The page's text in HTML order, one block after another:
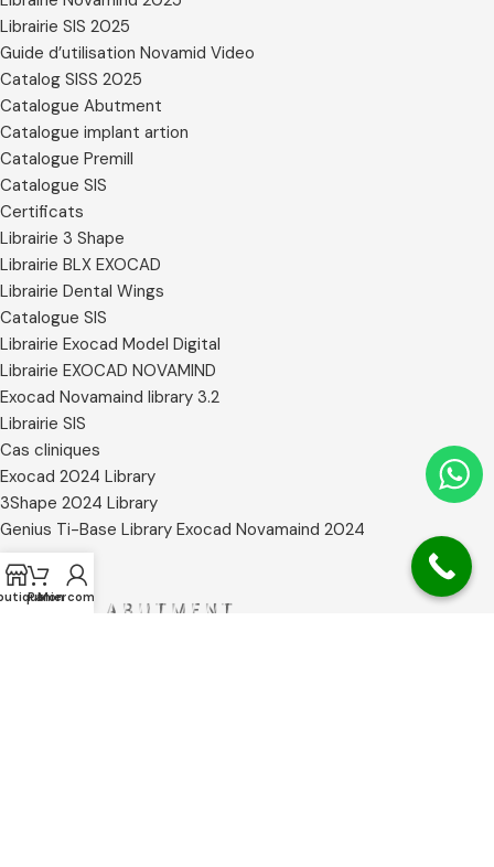
Librairie SIS 2025
Guide d’utilisation Novamid Video
Catalog SISS 2025
Catalogue Abutment
Catalogue implant artion
Catalogue Premill
Catalogue SIS
Certificats
Librairie 3 Shape
Librairie BLX EXOCAD
Librairie Dental Wings
Catalogue SIS
Librairie Exocad Model Digital
Librairie EXOCAD NOVAMIND
Exocad Novamaind library 3.2
Librairie SIS
Cas cliniques
Exocad 2024 Library
3Shape 2024 Library
Genius Ti-Base Library Exocad Novamaind 2024
Panier
Mon compte